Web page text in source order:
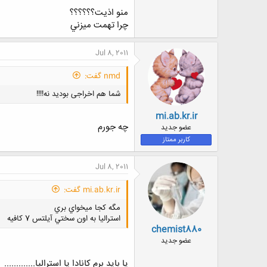
منو اذيت؟؟؟؟؟؟
چرا تهمت ميزني
mi.ab.kr.ir
عضو جدید
کاربر ممتاز
Jul 8, 2011
nmd گفت:
شما هم اخراجی بودید نه!!!!
چه جورم
chemist880
عضو جدید
Jul 8, 2011
mi.ab.kr.ir گفت:
مگه كجا ميخواي بري
استراليا به اون سختي آيلتس 7 كافيه
یا باید برم کانادا یا استرالیا.............